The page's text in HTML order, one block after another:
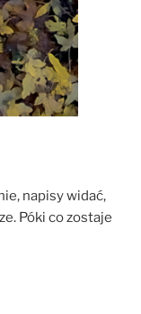
napisy widać,
Póki co zostaje